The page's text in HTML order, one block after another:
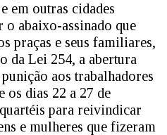
em outras cidades
o abaixo-assinado que
praças e seus familiares,
da Lei 254, a abertura
aos trabalhadores
os dias 22 a 27 de
para reivindicar
e mulheres que fizeram